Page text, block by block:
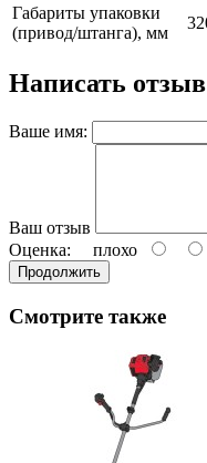
Габариты упаковки
(привод/штанга), мм
Написать отзыв
Ваше имя:
Ваш отзыв
Оценка: плохо
Продолжить
Смотрите также